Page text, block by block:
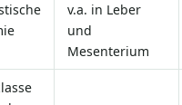
v.a. in Leber
und
Mesenterium